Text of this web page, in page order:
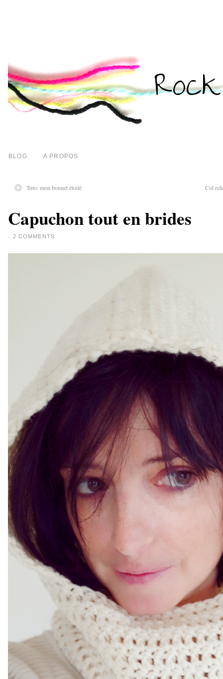
BLOG A PROPOS
Tuto: mon bonnet étoilé Col
Capuchon tout en brides
· 2 COMMENTS